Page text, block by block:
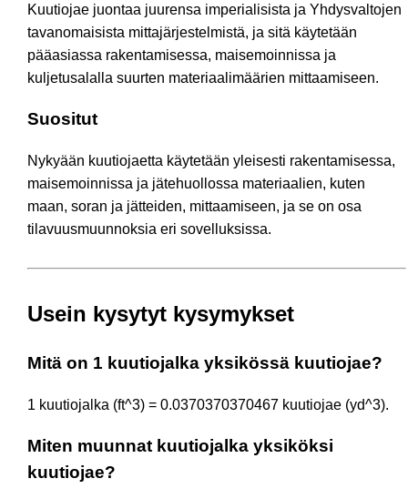
Kuutiojae juontaa juurensa imperialisista ja Yhdysvaltojen
tavanomaisista mittajärjestelmistä, ja sitä käytetään
pääasiassa rakentamisessa, maisemoinnissa ja
kuljetusalalla suurten materiaalimäärien mittaamiseen.
Suositut
Nykyään kuutiojaetta käytetään yleisesti rakentamisessa,
maisemoinnissa ja jätehuollossa materiaalien, kuten
maan, soran ja jätteiden, mittaamiseen, ja se on osa
tilavuusmuunnoksia eri sovelluksissa.
Usein kysytyt kysymykset
Mitä on 1 kuutiojalka yksikössä kuutiojae?
1 kuutiojalka (ft^3) = 0.0370370370467 kuutiojae (yd^3).
Miten muunnat kuutiojalka yksiköksi
kuutiojae?